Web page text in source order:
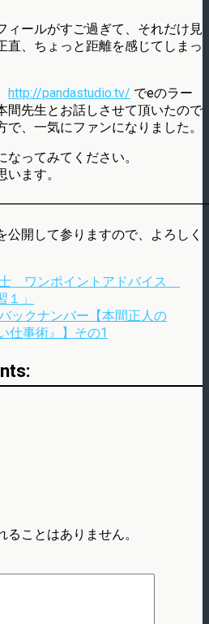
ィールがすご過ぎて、それだけ見
直、ちょっと距離を感じてしまっ
http://pandastudio.tv/ でeのラー
間先生とお話しさせて頂いたので
、一気にファンになりました。
ってみてください。
ます。
開して参りますので、よろしく
ワンポイントアドバイス
１」
ックナンバー【本間正人の
仕事術』】その1
ことはありません。